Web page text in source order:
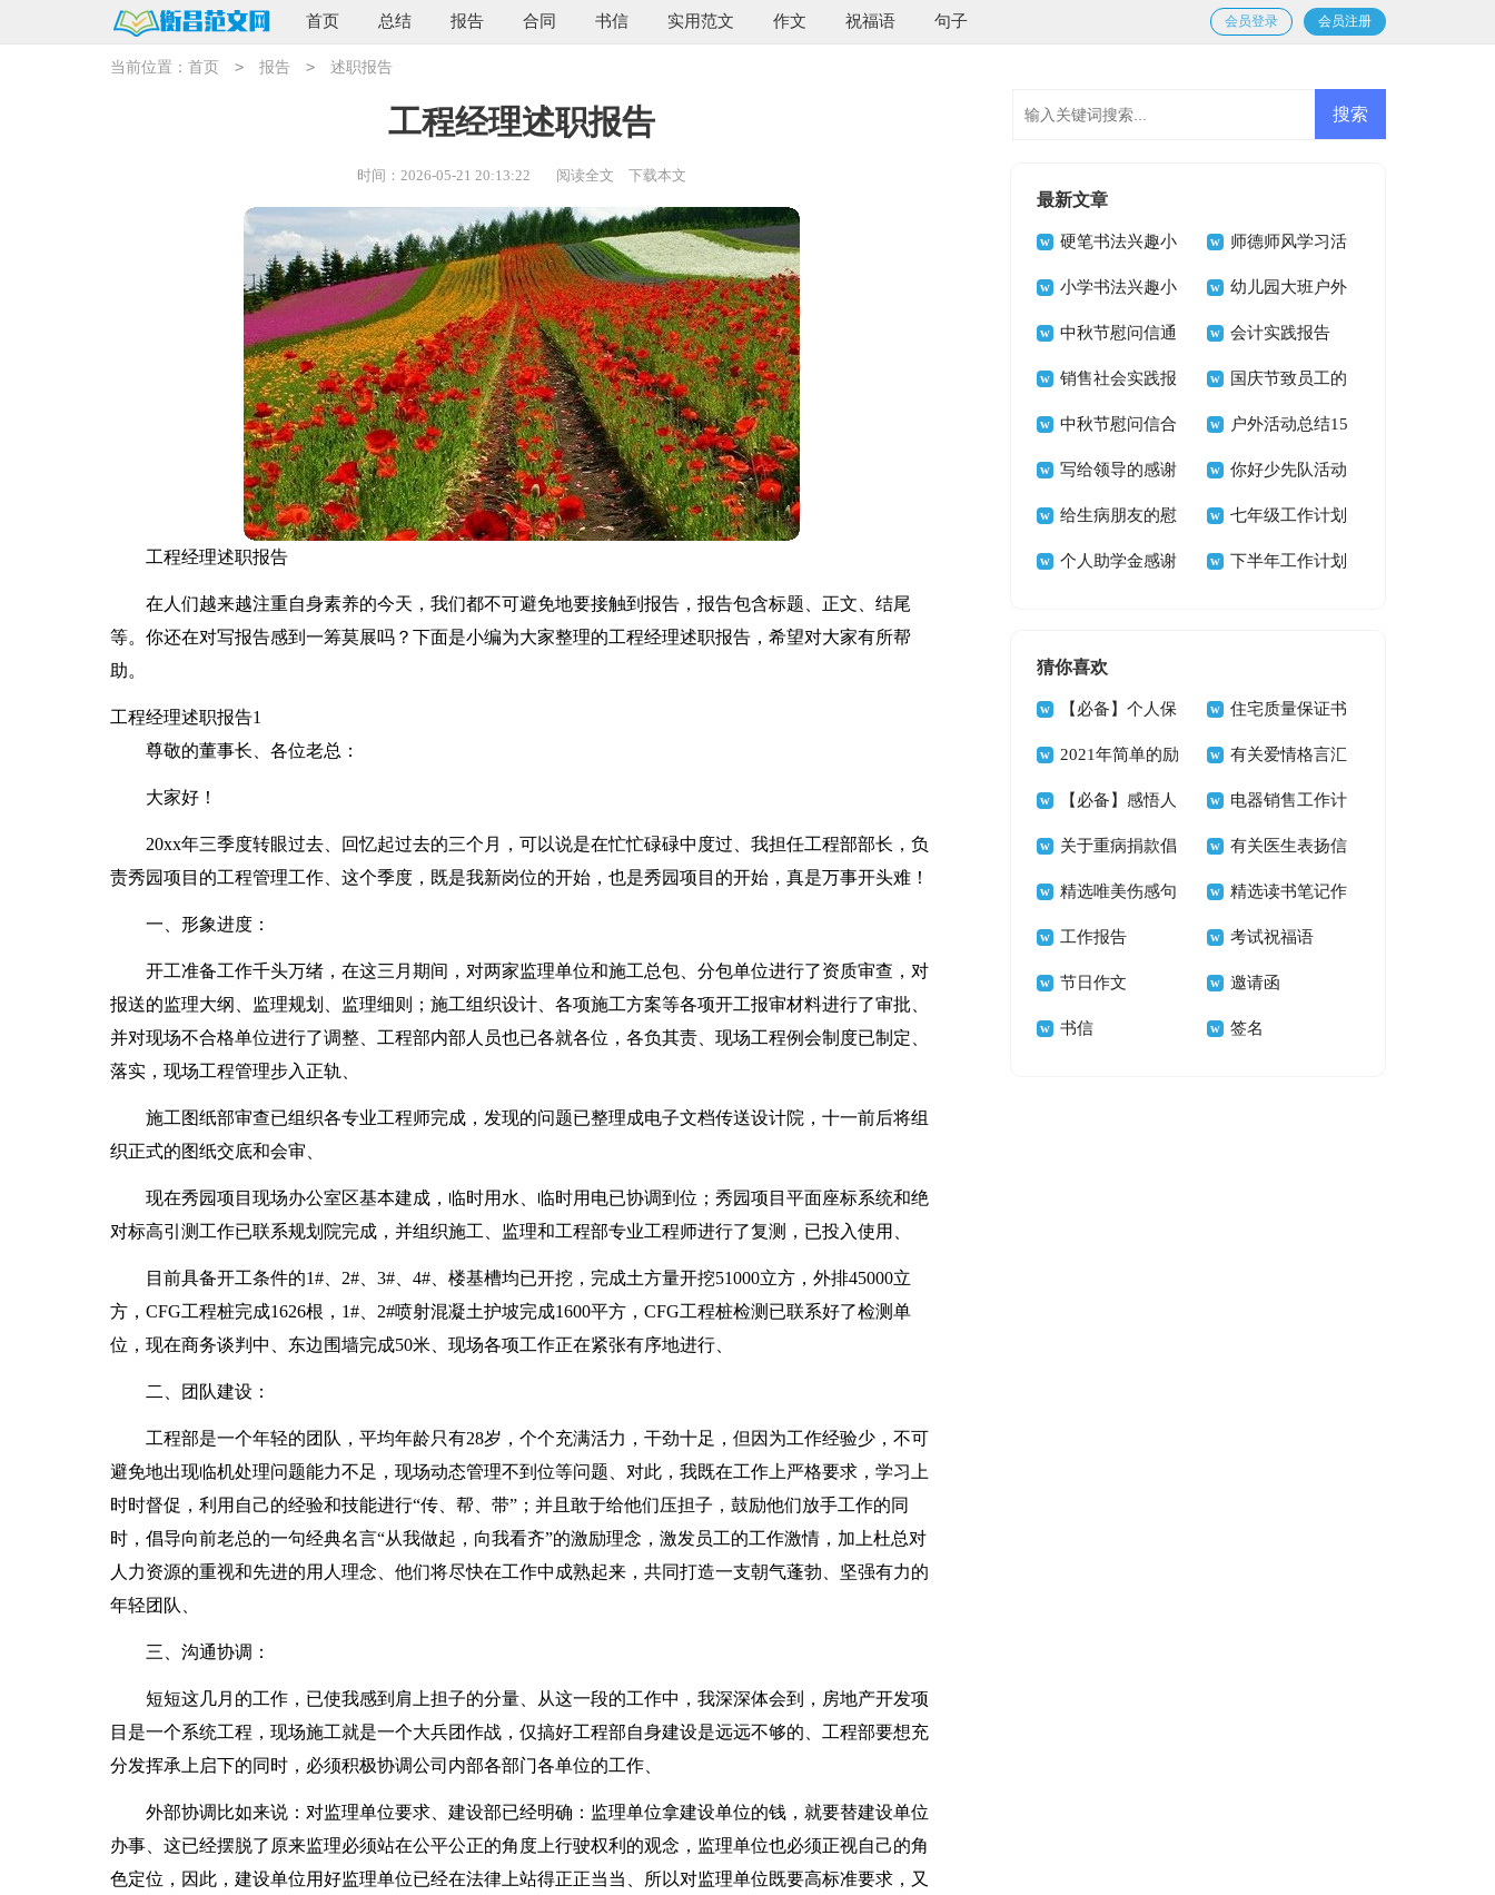
首页 总结 报告 合同 书信 实用范文 作文 祝福语 句子 会员登录 会员注册
当前位置： 首页 > 报告 > 述职报告
工程经理述职报告
时间：2026-05-21 20:13:22 阅读全文 下载本文
工程经理述职报告
在人们越来越注重自身素养的今天，我们都不可避免地要接触到报告，报告包含标题、正文、结尾
等。你还在对写报告感到一筹莫展吗？下面是小编为大家整理的工程经理述职报告，希望对大家有所帮
助。
工程经理述职报告1
尊敬的董事长、各位老总：
大家好！
20xx年三季度转眼过去、回忆起过去的三个月，可以说是在忙忙碌碌中度过、我担任工程部部长，负
责秀园项目的工程管理工作、这个季度，既是我新岗位的开始，也是秀园项目的开始，真是万事开头难！
一、形象进度：
开工准备工作千头万绪，在这三月期间，对两家监理单位和施工总包、分包单位进行了资质审查，对
报送的监理大纲、监理规划、监理细则；施工组织设计、各项施工方案等各项开工报审材料进行了审批、
并对现场不合格单位进行了调整、工程部内部人员也已各就各位，各负其责、现场工程例会制度已制定、
落实，现场工程管理步入正轨、
施工图纸部审查已组织各专业工程师完成，发现的问题已整理成电子文档传送设计院，十一前后将组
织正式的图纸交底和会审、
现在秀园项目现场办公室区基本建成，临时用水、临时用电已协调到位；秀园项目平面座标系统和绝
对标高引测工作已联系规划院完成，并组织施工、监理和工程部专业工程师进行了复测，已投入使用、
目前具备开工条件的1#、2#、3#、4#、楼基槽均已开挖，完成土方量开挖51000立方，外排45000立
方，CFG工程桩完成1626根，1#、2#喷射混凝土护坡完成1600平方，CFG工程桩检测已联系好了检测单
位，现在商务谈判中、东边围墙完成50米、现场各项工作正在紧张有序地进行、
二、团队建设：
工程部是一个年轻的团队，平均年龄只有28岁，个个充满活力，干劲十足，但因为工作经验少，不可
避免地出现临机处理问题能力不足，现场动态管理不到位等问题、对此，我既在工作上严格要求，学习上
时时督促，利用自己的经验和技能进行“传、帮、带”；并且敢于给他们压担子，鼓励他们放手工作的同
时，倡导向前老总的一句经典名言“从我做起，向我看齐”的激励理念，激发员工的工作激情，加上杜总对
人力资源的重视和先进的用人理念、他们将尽快在工作中成熟起来，共同打造一支朝气蓬勃、坚强有力的
年轻团队、
三、沟通协调：
短短这几月的工作，已使我感到肩上担子的分量、从这一段的工作中，我深深体会到，房地产开发项
目是一个系统工程，现场施工就是一个大兵团作战，仅搞好工程部自身建设是远远不够的、工程部要想充
分发挥承上启下的同时，必须积极协调公司内部各部门各单位的工作、
外部协调比如来说：对监理单位要求、建设部已经明确：监理单位拿建设单位的钱，就要替建设单位
办事、这已经摆脱了原来监理必须站在公平公正的角度上行驶权利的观念，监理单位也必须正视自己的角
色定位，因此，建设单位用好监理单位已经在法律上站得正正当当、所以对监理单位既要高标准要求，又
最新文章
硬笔书法兴趣小
组活动计划8篇
师德师风学习活
动总结
小学书法兴趣小
组活动计划11篇
幼儿园大班户外
活动计划
中秋节慰问信通
用15篇
会计实践报告
销售社会实践报
告15篇
国庆节致员工的
慰问信
中秋节慰问信合
集15篇
户外活动总结15
篇
写给领导的感谢
信
你好少先队活动
总结
给生病朋友的慰
问信
七年级工作计划
个人助学金感谢 下半年工作计划
猜你喜欢
【必备】个人保
证书三篇
住宅质量保证书
九篇
2021年简单的励
志座右铭锦集67句
有关爱情格言汇
总74句
【必备】感悟人
生的格言合集60句
电器销售工作计
划
关于重病捐款倡
议书集锦6篇
有关医生表扬信
四篇
精选唯美伤感句
子45条
精选读书笔记作
文三篇
工作报告 考试祝福语
节日作文 邀请函
书信 签名